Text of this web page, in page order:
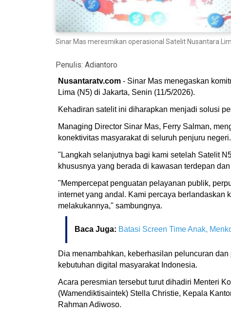
Sinar Mas meresmikan operasional Satelit Nusantara
Penulis: Adiantoro
Nusantaratv.com - Sinar Mas menegaskan
Lima (N5) di Jakarta, Senin (11/5/2026).
Kehadiran satelit ini diharapkan menjadi solusi
Managing Director Sinar Mas, Ferry Salman,
konektivitas masyarakat di seluruh penjuru negeri.
"Langkah selanjutnya bagi kami setelah Satelit
khususnya yang berada di kawasan terdepan
"Mempercepat penguatan pelayanan publik,
internet yang andal. Kami percaya berlandaskan
melakukannya," sambungnya.
Baca Juga: Batasi Screen Time Anak,
Dia menambahkan, keberhasilan peluncuran
kebutuhan digital masyarakat Indonesia.
Acara peresmian tersebut turut dihadiri Menteri
(Wamendiktisaintek) Stella Christie, Kepala
Rahman Adiwoso.